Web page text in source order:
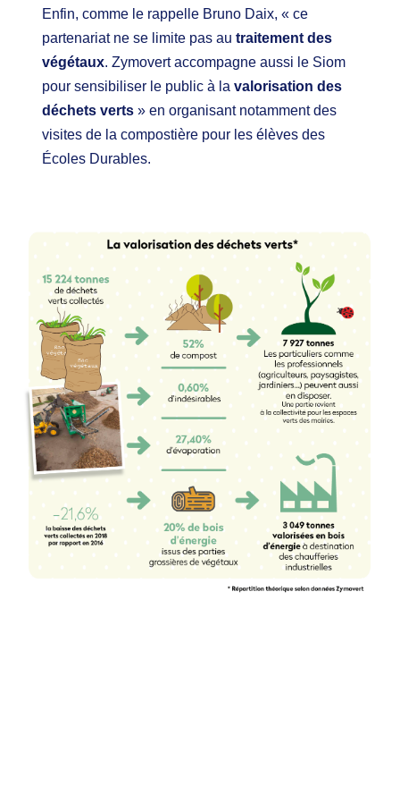
Enfin, comme le rappelle Bruno Daix, « ce
partenariat ne se limite pas autraitement des
végétaux. Zymovert accompagne aussi le Siom
pour sensibiliser le public à lavalorisation des
déchets verts » en organisant notamment des
visites de la compostière pour les élèves des
Écoles Durables.